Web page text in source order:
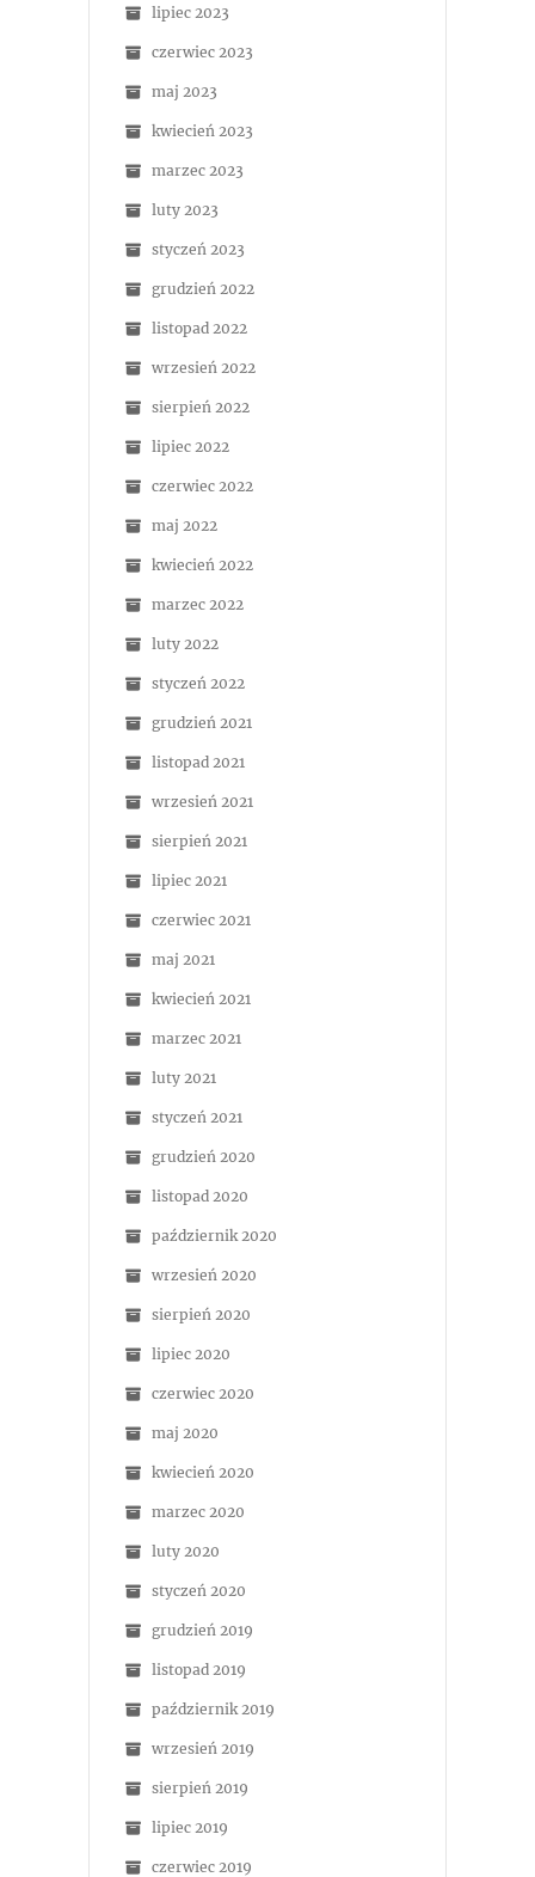
lipiec 2023
czerwiec 2023
maj 2023
kwiecień 2023
marzec 2023
luty 2023
styczeń 2023
grudzień 2022
listopad 2022
wrzesień 2022
sierpień 2022
lipiec 2022
czerwiec 2022
maj 2022
kwiecień 2022
marzec 2022
luty 2022
styczeń 2022
grudzień 2021
listopad 2021
wrzesień 2021
sierpień 2021
lipiec 2021
czerwiec 2021
maj 2021
kwiecień 2021
marzec 2021
luty 2021
styczeń 2021
grudzień 2020
listopad 2020
październik 2020
wrzesień 2020
sierpień 2020
lipiec 2020
czerwiec 2020
maj 2020
kwiecień 2020
marzec 2020
luty 2020
styczeń 2020
grudzień 2019
listopad 2019
październik 2019
wrzesień 2019
sierpień 2019
lipiec 2019
czerwiec 2019